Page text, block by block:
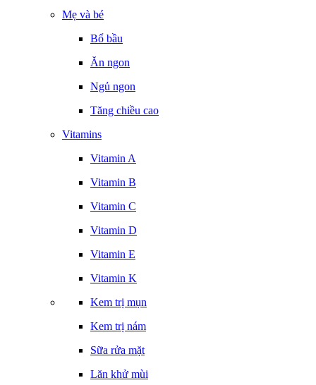
Mẹ và bé
Bổ bầu
Ăn ngon
Ngủ ngon
Tăng chiều cao
Vitamins
Vitamin A
Vitamin B
Vitamin C
Vitamin D
Vitamin E
Vitamin K
Kem trị mụn
Kem trị nám
Sữa rửa mặt
Lăn khử mùi